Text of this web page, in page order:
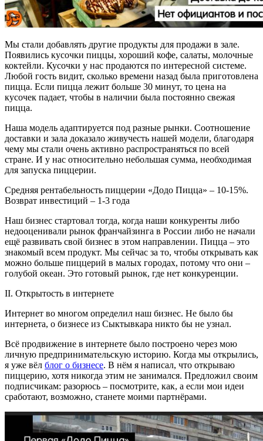
Мы стали добавлять другие продукты для продажи в зале.
Появились кусочки пиццы, хороший кофе, салаты, молочные
коктейли. Кусочки у нас продаются по интересной системе.
Любой гость видит, сколько времени назад была приготовлена
пицца. Если пицца лежит больше 30 минут, то цена на
кусочек падает, чтобы в наличии была постоянно свежая
пицца.
Наша модель адаптируется под разные рынки. Соотношение
доставки и зала доказало живучесть нашей модели, благодаря
чему мы стали очень активно распространяться по всей
стране. И у нас относительно небольшая сумма, необходимая
для запуска пиццерии.
Средняя рентабельность пиццерии «Додо Пицца» – 10-15%.
Возврат инвестиций – 1-3 года
Наш бизнес стартовал тогда, когда наши конкуренты либо
недооценивали рынок франчайзинга в России либо не начали
ещё развивать свой бизнес в этом направлении. Пицца – это
знакомый всем продукт. Мы сейчас за то, чтобы открывать как
можно больше пиццерий в малых городах, потому что они –
голубой океан. Это готовый рынок, где нет конкуренции.
II. Открытость в интернете
Интернет во многом определил наш бизнес. Не было бы
интернета, о бизнесе из Сыктывкара никто бы не узнал.
Всё продвижение в интернете было построено через мою
личную предпринимательскую историю. Когда мы открылись,
я уже вёл блог о бизнесе. В нём я написал, что открываю
пиццерию, хотя никогда этим не занимался. Предложил своим
подписчикам: разорюсь – посмотрите, как, а если мои идеи
сработают, возможно, станете моими партнёрами.